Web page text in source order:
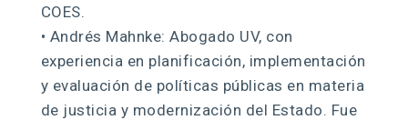
COES.
• Andrés Mahnke: Abogado UV, con
experiencia en planificación, implementación
y evaluación de políticas públicas en materia
de justicia y modernización del Estado. Fue